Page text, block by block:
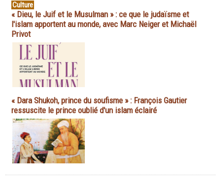
Culture
« Dieu, le Juif et le Musulman » : ce que le judaïsme et
l'islam apportent au monde, avec Marc Neiger et Michaël
Privot
« Dara Shukoh, prince du soufisme » : François Gautier
ressuscite le prince oublié d'un islam éclairé